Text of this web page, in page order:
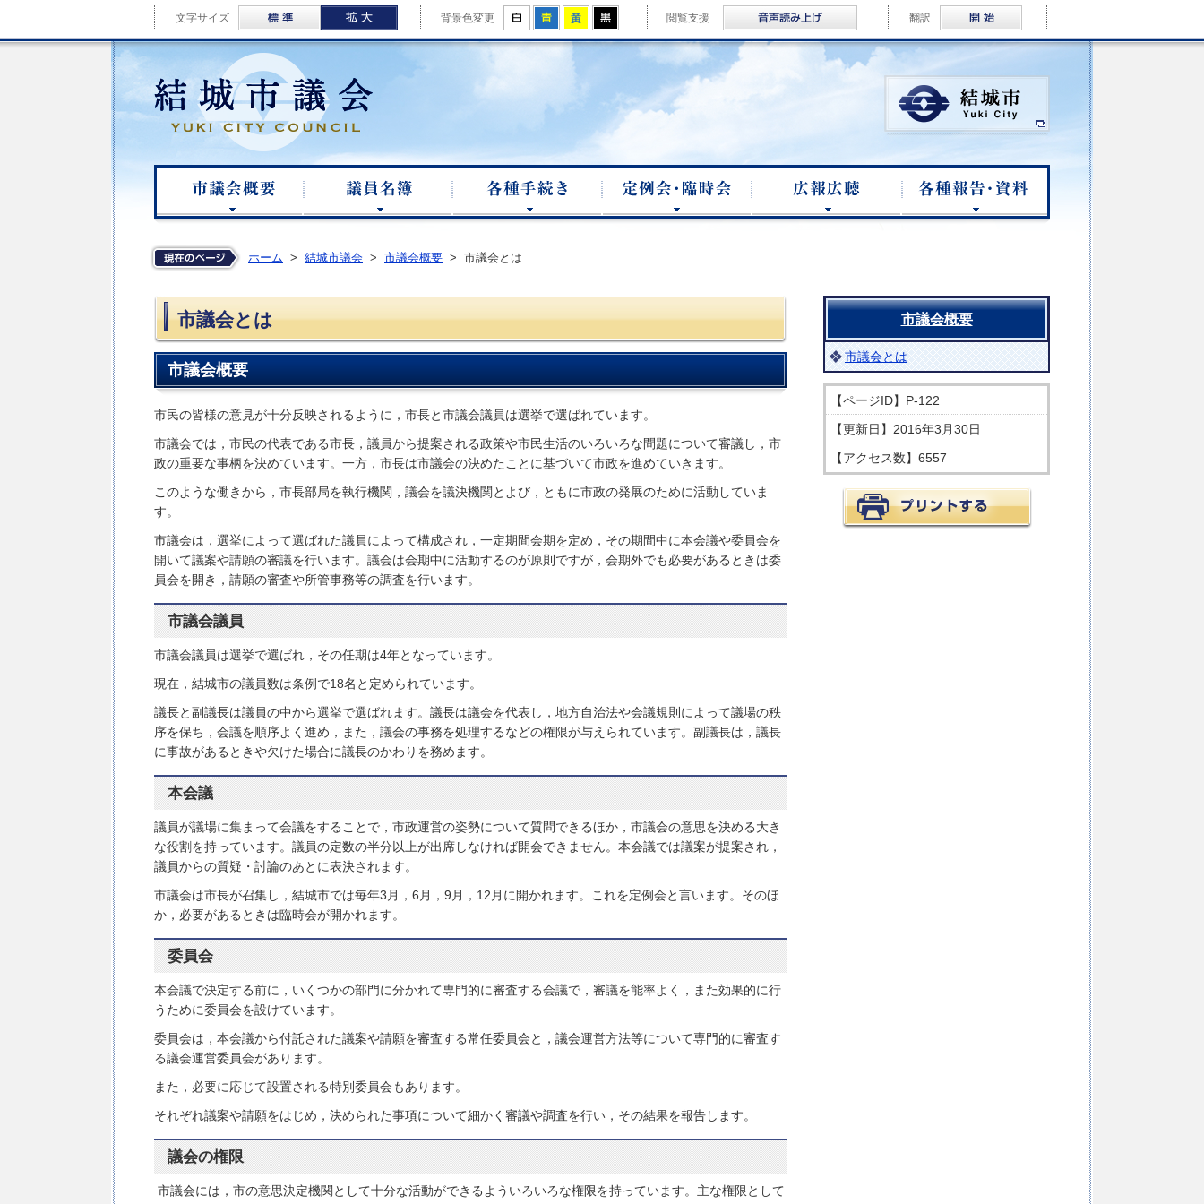
結城市公式ホームページ
各種報告・資料
文字サイズ 拡大 背景色変更 白 青 黄 閲覧支援 音声読み上げ
翻訳 Multilingual
ホーム > 結城市議会 > 市議会概要 > 市議会とは
市議会とは
市議会概要
市民の皆様の意見が十分反映されるように，市長と市議会議員は選挙で選ばれています。
市議会では，市民の代表である市長，議員から提案される政策や市民生活のいろいろな問題について審議し，市
政の重要な事柄を決めています。一方，市長は市議会の決めたことに基づいて市政を進めていきます。
このような働きから，市長部局を執行機関，議会を議決機関とよび，ともに市政の発展のために活動していま
す。
市議会は，選挙によって選ばれた議員によって構成され，一定期間会期を定め，その期間中に本会議や委員会を
開いて議案や請願の審議を行います。議会は会期中に活動するのが原則ですが，会期外でも必要があるときは委
員会を開き，請願の審査や所管事務等の調査を行います。
市議会議員
市議会議員は選挙で選ばれ，その任期は4年となっています。
現在，結城市の議員数は条例で18名と定められています。
議長と副議長は議員の中から選挙で選ばれます。議長は議会を代表し，地方自治法や会議規則によって議場の秩
序を保ち，会議を順序よく進め，また，議会の事務を処理するなどの権限が与えられています。副議長は，議長
に事故があるときや欠けた場合に議長のかわりを務めます。
本会議
議員が議場に集まって会議をすることで，市政運営の姿勢について質問できるほか，市議会の意思を決める大き
な役割を持っています。議員の定数の半分以上が出席しなければ開会できません。本会議では議案が提案され，
議員からの質疑・討論のあとに表決されます。
市議会は市長が召集し，結城市では毎年3月，6月，9月，12月に開かれます。これを定例会と言います。そのほ
か，必要があるときは臨時会が開かれます。
委員会
本会議で決定する前に，いくつかの部門に分かれて専門的に審査する会議で，審議を能率よく，また効果的に行
うために委員会を設けています。
委員会は，本会議から付託された議案や請願を審査する常任委員会と，議会運営方法等について専門的に審査す
る議会運営委員会があります。
また，必要に応じて設置される特別委員会もあります。
それぞれ議案や請願をはじめ，決められた事項について細かく審議や調査を行い，その結果を報告します。
議会の権限
市議会には，市の意思決定機関として十分な活動ができるよういろいろな権限を持っています。主な権限として
市議会概要
市議会とは
【ページID】 P-122
【更新日】 2016年3月30日
【アクセス数】 6557